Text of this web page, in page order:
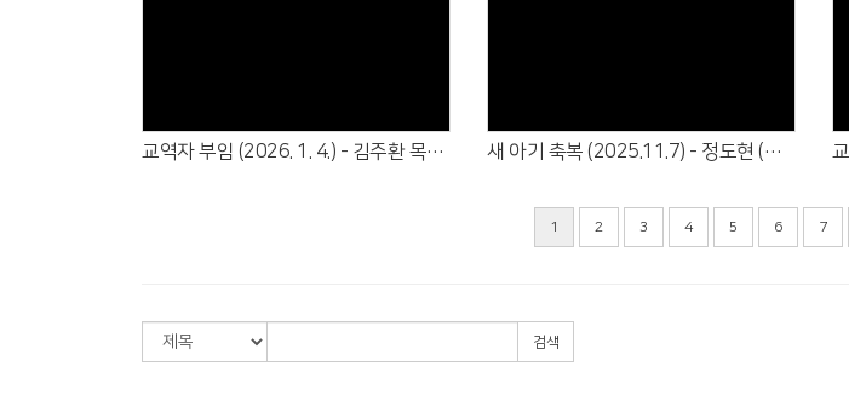
교역자 부임 (2026. 1. 4.) - 김주환 목사 (교구), 권영찬 전도사 (중등부) 새 아기 축복 (2025.11.7) - 정도현 (정기훈·안하영)
1 2 3 4 5 6 7
검색